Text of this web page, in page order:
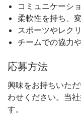
コミュニケーシ
柔軟性を持ち、
スポーツやレク
チームでの協力
応募方法
興味をお持ちいた
わせください。当
す。